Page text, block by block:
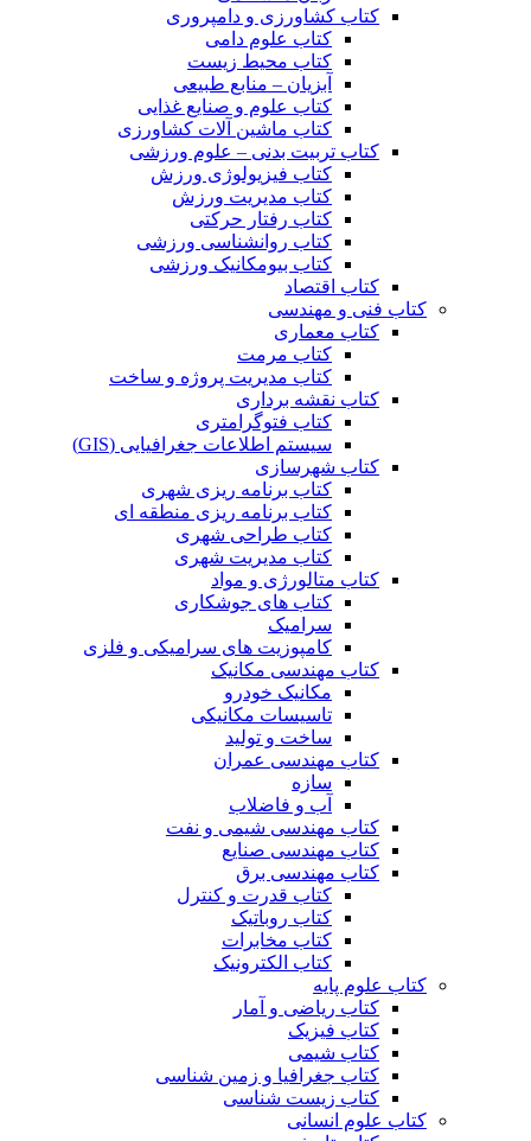
کتاب کشاورزی و دامپروری
کتاب علوم دامی
کتاب محیط زیست
آبزیان – منابع طبیعی
کتاب علوم و صنایع غذایی
کتاب ماشین آلات کشاورزی
کتاب تربیت بدنی – علوم ورزشی
کتاب فیزیولوژی ورزش
کتاب مدیریت ورزش
کتاب رفتار حرکتی
کتاب روانشناسی ورزشی
کتاب بیومکانیک ورزشی
کتاب اقتصاد
کتاب فنی و مهندسی
کتاب معماری
کتاب مرمت
کتاب مدیریت پروژه و ساخت
کتاب نقشه برداری
کتاب فتوگرامتری
سیستم اطلاعات جغرافیایی (GIS)
کتاب شهرسازی
کتاب برنامه ریزی شهری
کتاب برنامه ریزی منطقه ای
کتاب طراحی شهری
کتاب مدیریت شهری
کتاب متالورژی و مواد
کتاب های جوشکاری
سرامیک
کامپوزیت های سرامیکی و فلزی
کتاب مهندسی مکانیک
مکانیک خودرو
تاسیسات مکانیکی
ساخت و تولید
کتاب مهندسی عمران
سازه
آب و فاضلاب
کتاب مهندسی شیمی و نفت
کتاب مهندسی صنایع
کتاب مهندسی برق
کتاب قدرت و کنترل
کتاب روباتیک
کتاب مخابرات
کتاب الکترونیک
کتاب علوم پایه
کتاب ریاضی و آمار
کتاب فیزیک
کتاب شیمی
کتاب جغرافیا و زمین شناسی
کتاب زیست شناسی
کتاب علوم انسانی